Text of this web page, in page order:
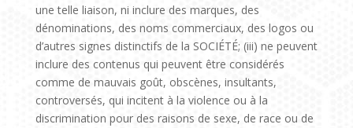
une telle liaison, ni inclure des marques, des
dénominations, des noms commerciaux, des logos ou
d’autres signes distinctifs de la SOCIÉTÉ; (iii) ne peuvent
inclure des contenus qui peuvent être considérés
comme de mauvais goût, obscènes, insultants,
controversés, qui incitent à la violence ou à la
discrimination pour des raisons de sexe, de race ou de